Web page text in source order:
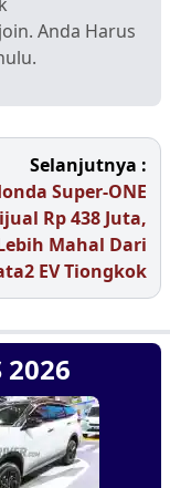
Anda Harus
Selanjutnya :
Super-ONE
Rp 438 Juta,
Mahal Dari
EV Tiongkok
2026